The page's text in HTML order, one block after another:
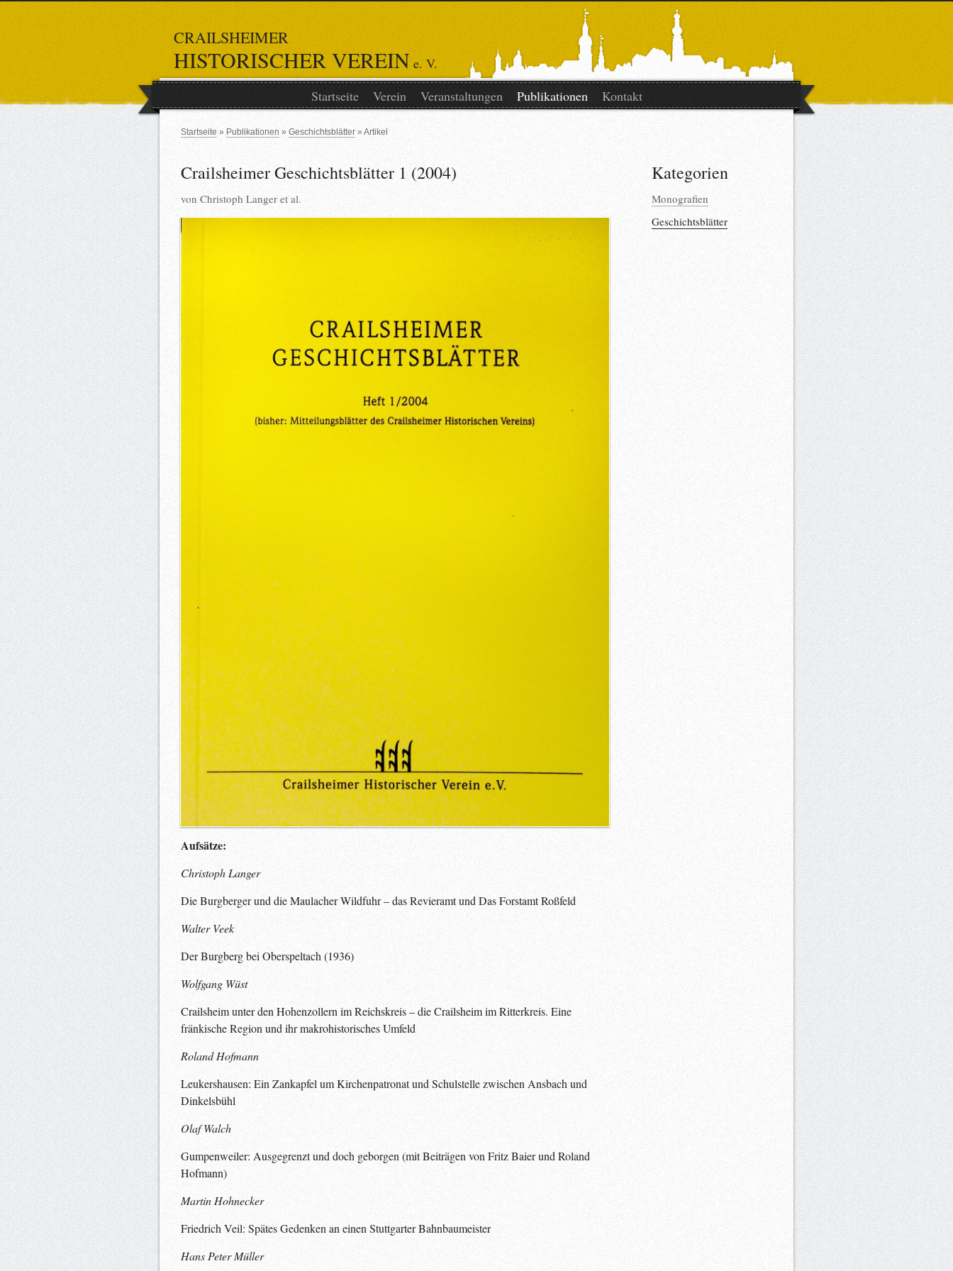
CRAILSHEIMER
HISTORISCHER VEREINe. V.
Startseite
Verein Veranstaltungen Publikationen Kontakt
Startseite Publikationen Geschichtsblätter Artikel
Crailsheimer Geschichtsblätter 1 (2004)
von Christoph Langer et al.
Aufsätze:
ChristophLanger
Die Burgberger und die Maulacher Wildfuhr – das Revieramt und Das Forstamt Roßfeld
Walter Veek
Der Burgberg bei Oberspeltach (1936)
Wolfgang Wüst
Crailsheim unter den Hohenzollern im Reichskreis – die Crailsheim im Ritterkreis. Eine
fränkische Region und ihr makrohistorisches Umfeld
RolandHofmann
Leukershausen: Ein Zankapfel um Kirchenpatronat und Schulstelle zwischen Ansbach und
Dinkelsbühl
Olaf Walch
Gumpenweiler: Ausgegrenzt und doch geborgen (mit Beiträgen von Fritz Baier und Roland
Hofmann)
MartinHohnecker
Friedrich Veil: Spätes Gedenken an einen Stuttgarter Bahnbaumeister
HansPeterMüller
Kategorien
Monografien
Geschichtsblätter